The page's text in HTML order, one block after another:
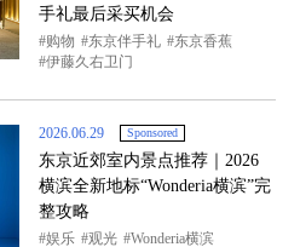
手礼最后采买机会
购物 东京伴手礼
东京香蕉
伊藤久右卫门
2026.06.29 Sponsored
东京近郊室内景点推荐｜2026
横滨全新地标“Wonderia横滨”完
整攻略
娱乐 观光
Wonderia横滨